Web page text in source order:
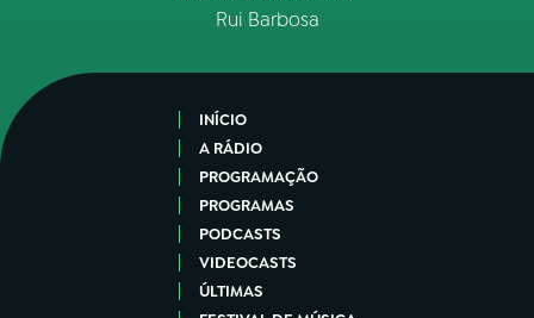
Rui Barbosa
INÍCIO
A RÁDIO
PROGRAMAÇÃO
PROGRAMAS
PODCASTS
VIDEOCASTS
ÚLTIMAS